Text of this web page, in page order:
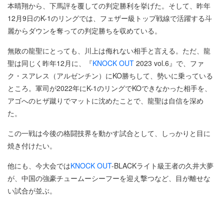
本晴翔から、下馬評を覆しての判定勝利を挙げた。そして、昨年
12月9日のK-1のリングでは、フェザー級トップ戦線で活躍する斗
麗からダウンを奪っての判定勝ちを収めている。
無敗の龍聖にとっても、川上は侮れない相手と言える。ただ、龍
聖は同じく昨年12月に、『KNOCK OUT 2023 vol.6』で、ファ
ク・スアレス（アルゼンチン）にKO勝ちして、勢いに乗っている
ところ。軍司が2022年にK-1のリングでKOできなかった相手を、
アゴへのヒザ蹴りでマットに沈めたことで、龍聖は自信を深め
た。
この一戦は今後の格闘技界を動かす試合として、しっかりと目に
焼き付けたい。
他にも、今大会ではKNOCK OUT-BLACKライト級王者の久井大夢
が、中国の強豪チュームーシーフーを迎え撃つなど、目が離せな
い試合が並ぶ。